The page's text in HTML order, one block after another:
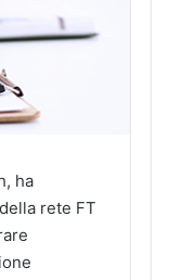
ha
rete FT